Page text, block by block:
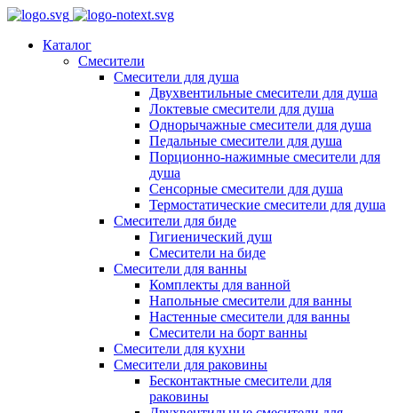
Каталог
Смесители
Смесители для душа
Двухвентильные смесители для душа
Локтевые смесители для душа
Однорычажные смесители для душа
Педальные смесители для душа
Порционно-нажимные смесители для
душа
Сенсорные смесители для душа
Термостатические смесители для душа
Смесители для биде
Гигиенический душ
Смесители на биде
Смесители для ванны
Комплекты для ванной
Напольные смесители для ванны
Настенные смесители для ванны
Смесители на борт ванны
Смесители для кухни
Смесители для раковины
Бесконтактные смесители для
раковины